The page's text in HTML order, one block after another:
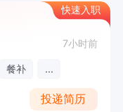
快速入职
7小时前
餐补 ...
投递简历